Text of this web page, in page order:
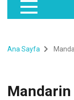
Ana Sayfa
Mandarin